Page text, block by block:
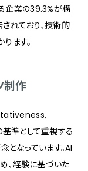
企業の39.3%が構
れており、技術的
ます。
制作
準として重視する
となっています。AI
、経験に基づいた